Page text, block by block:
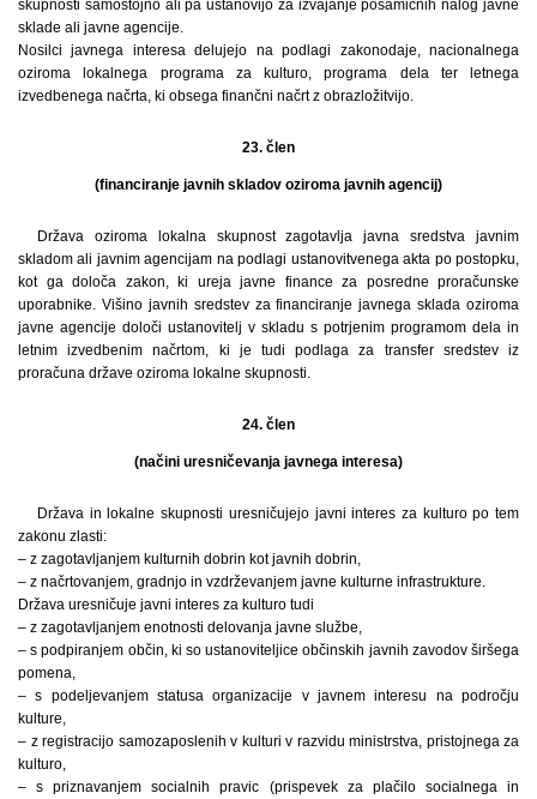
skupnosti samostojno ali pa ustanovijo za izvajanje posamičnih nalog javne
sklade ali javne agencije.
Nosilci javnega interesa delujejo na podlagi zakonodaje, nacionalnega
oziroma lokalnega programa za kulturo, programa dela ter letnega
izvedbenega načrta, ki obsega finančni načrt z obrazložitvijo.
23. člen
(financiranje javnih skladov oziroma javnih agencij)
Država oziroma lokalna skupnost zagotavlja javna sredstva javnim
skladom ali javnim agencijam na podlagi ustanovitvenega akta po postopku,
kot ga določa zakon, ki ureja javne finance za posredne proračunske
uporabnike. Višino javnih sredstev za financiranje javnega sklada oziroma
javne agencije določi ustanovitelj v skladu s potrjenim programom dela in
letnim izvedbenim načrtom, ki je tudi podlaga za transfer sredstev iz
proračuna države oziroma lokalne skupnosti.
24. člen
(načini uresničevanja javnega interesa)
Država in lokalne skupnosti uresničujejo javni interes za kulturo po tem
zakonu zlasti:
– z zagotavljanjem kulturnih dobrin kot javnih dobrin,
– z načrtovanjem, gradnjo in vzdrževanjem javne kulturne infrastrukture.
Država uresničuje javni interes za kulturo tudi
– z zagotavljanjem enotnosti delovanja javne službe,
– s podpiranjem občin, ki so ustanoviteljice občinskih javnih zavodov širšega
pomena,
– s podeljevanjem statusa organizacije v javnem interesu na področju
kulture,
– z registracijo samozaposlenih v kulturi v razvidu ministrstva, pristojnega za
kulturo,
– s priznavanjem socialnih pravic (prispevek za plačilo socialnega in